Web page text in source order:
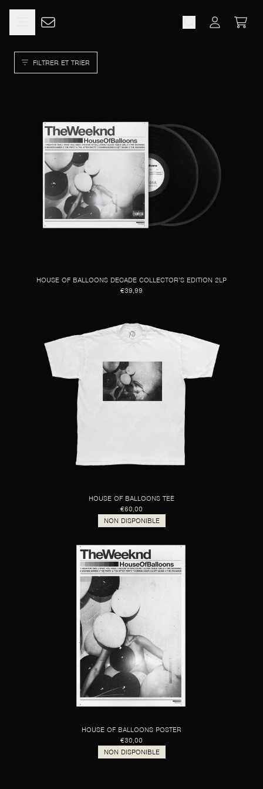
XO PANIER
FILTRER ET TRIER
HOUSE OF BALLOONS DECADE COLLECTOR’S EDITION 2LP
€39,99
HOUSE OF BALLOONS TEE
€60,00
NON DISPONIBLE
HOUSE OF BALLOONS POSTER
€30,00
NON DISPONIBLE